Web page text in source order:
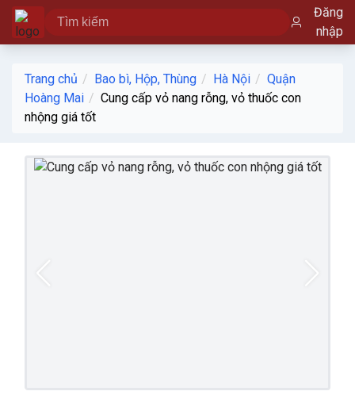
Đăng
nhập
Trang chủ Bao bì, Hộp, Thùng Hà Nội
Quận
Hoàng Mai
Cung cấp vỏ nang rỗng, vỏ thuốc con
nhộng giá tốt